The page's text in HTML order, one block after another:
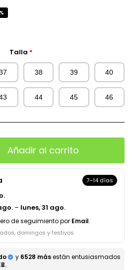
Talla *
38 39 40
44 45 46
Añadir al carrito
7–14 días
– lunes, 31 ago.
de seguimiento por Email.
domingos y festivos.
y 6528 másestán entusiasmados